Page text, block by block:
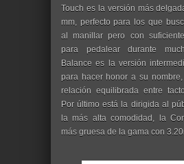
Touch es la versión más
mm, perfecto para los que
al manillar pero con
para pedalear durante
Balance es la versión
para hacer honor a su
relación equilibrada entre
Por último está la dirigida al
la más alta comodidad, la
más gruesa de la gama con